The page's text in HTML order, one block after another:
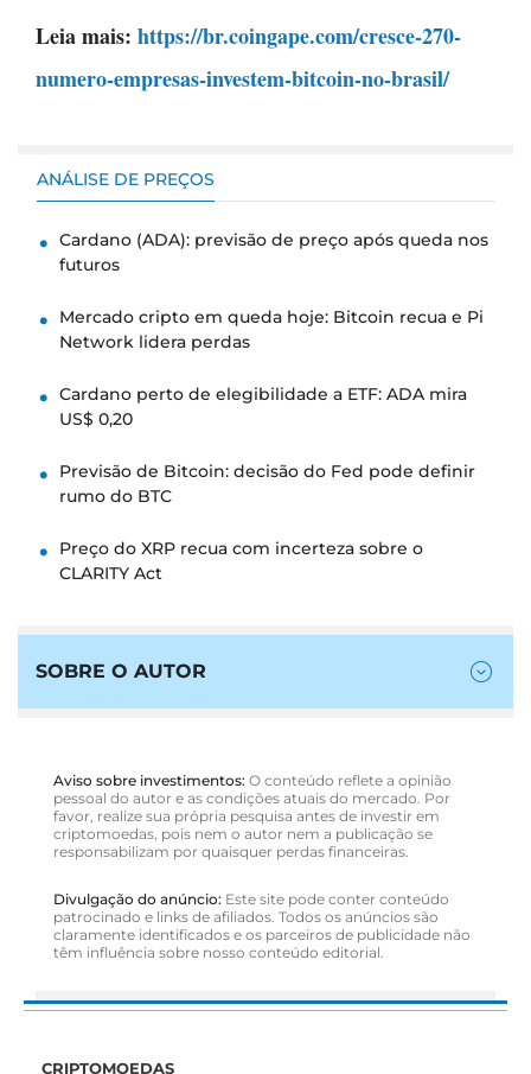
Leia mais: https://br.coingape.com/cresce-270-
numero-empresas-investem-bitcoin-no-brasil/
ANÁLISE DE PREÇOS
Cardano (ADA): previsão de preço após queda nos
futuros
Mercado cripto em queda hoje: Bitcoin recua e Pi
Network lidera perdas
Cardano perto de elegibilidade a ETF: ADA mira
US$ 0,20
Previsão de Bitcoin: decisão do Fed pode definir
rumo do BTC
Preço do XRP recua com incerteza sobre o
CLARITY Act
SOBRE O AUTOR
Aviso sobre investimentos: O conteúdo reflete a opinião
pessoal do autor e as condições atuais do mercado. Por
favor, realize sua própria pesquisa antes de investir em
criptomoedas, pois nem o autor nem a publicação se
responsabilizam por quaisquer perdas financeiras.
Divulgação do anúncio: Este site pode conter conteúdo
patrocinado e links de afiliados. Todos os anúncios são
claramente identificados e os parceiros de publicidade não
têm influência sobre nosso conteúdo editorial.
CRIPTOMOEDAS